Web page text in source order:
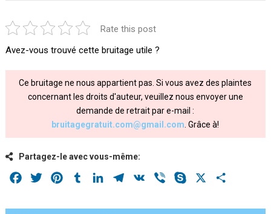
Rate this post
Avez-vous trouvé cette bruitage utile ?
Ce bruitage ne nous appartient pas. Si vous avez des plaintes
concernant les droits d'auteur, veuillez nous envoyer une
demande de retrait par e-mail :
bruitagegratuit.com@gmail.com . Grâce à!
Partagez-le avec vous-même:
Facebook
Twitter PinterestTumblrLinkedInTelegram
VK Viber Skype